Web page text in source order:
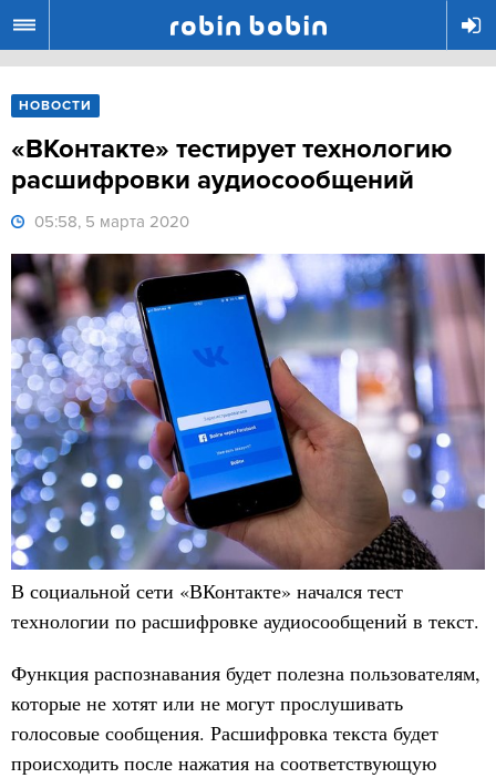
НОВОСТИ
«ВКонтакте» тестирует технологию
расшифровки аудиосообщений
05:58, 5 марта 2020
В социальной сети «ВКонтакте» начался тест
технологии по расшифровке аудиосообщений в текст.
Функция распознавания будет полезна пользователям,
которые не хотят или не могут прослушивать
голосовые сообщения. Расшифровка текста будет
происходить после нажатия на соответствующую